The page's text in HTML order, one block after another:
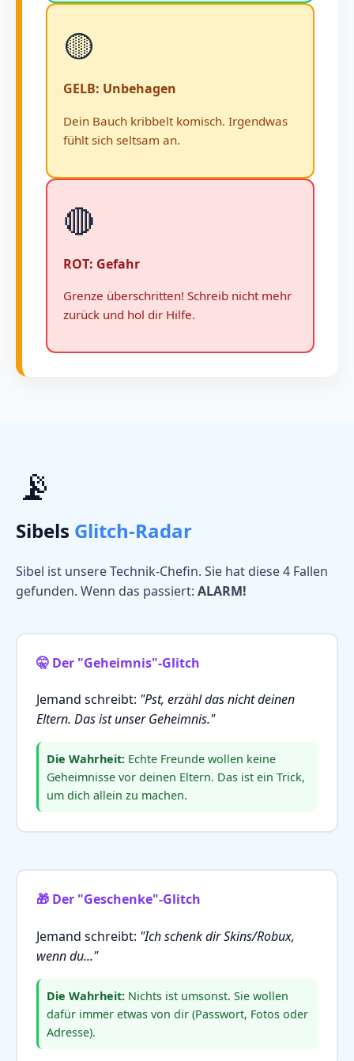
🟡
GELB: Unbehagen
Dein Bauch kribbelt komisch. Irgendwas
fühlt sich seltsam an.
🔴
ROT: Gefahr
Grenze überschritten! Schreib nicht mehr
zurück und hol dir Hilfe.
📡
Sibels Glitch-Radar
Sibel ist unsere Technik-Chefin. Sie hat diese 4 Fallen
gefunden. Wenn das passiert: ALARM!
🤫 Der "Geheimnis"-Glitch
Jemand schreibt: "Pst, erzähl das nicht deinen
Eltern. Das ist unser Geheimnis."
Die Wahrheit: Echte Freunde wollen keine
Geheimnisse vor deinen Eltern. Das ist ein Trick,
um dich allein zu machen.
🎁 Der "Geschenke"-Glitch
Jemand schreibt: "Ich schenk dir Skins/Robux,
wenn du..."
Die Wahrheit: Nichts ist umsonst. Sie wollen
dafür immer etwas von dir (Passwort, Fotos oder
Adresse).